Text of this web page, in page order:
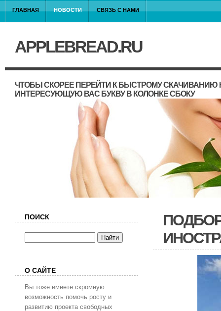
ГЛАВНАЯ НОВОСТИ СВЯЗЬ С НАМИ
APPLEBREAD.RU
ЧТОБЫ СКОРЕЕ ПЕРЕЙТИ К БЫСТРОМУ СКАЧИВАНИЮ
ИНТЕРЕСУЮЩУЮ ВАС БУКВУ В КОЛОНКЕ СБОКУ
ПОИСК
О САЙТЕ
Вы тоже имеете скромную
возможность помочь росту и
развитию проекта свободных